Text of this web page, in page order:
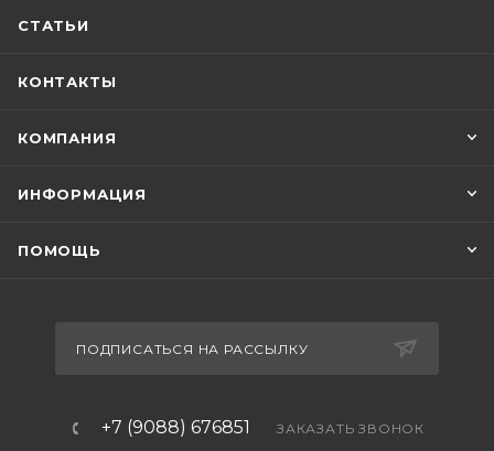
СТАТЬИ
КОНТАКТЫ
КОМПАНИЯ
ИНФОРМАЦИЯ
ПОМОЩЬ
ПОДПИСАТЬСЯ НА РАССЫЛКУ
+7 (9088) 676851 ЗАКАЗАТЬ ЗВОНОК